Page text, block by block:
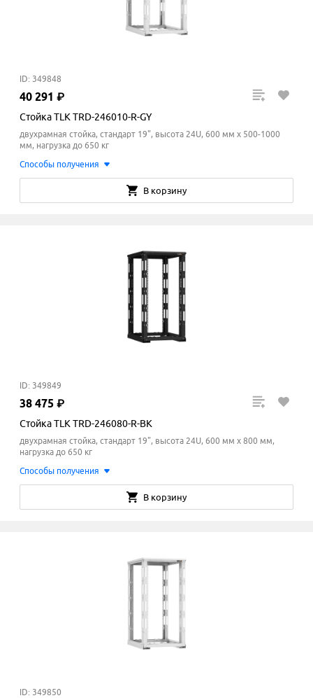
ID: 349848
40 291 ₽
Стойка TLK TRD-246010-R-GY
двухрамная стойка, стандарт 19", высота 24U, 600 мм x 500-1000
мм, нагрузка до 650 кг
Способы получения
В корзину
ID: 349849
38 475 ₽
Стойка TLK TRD-246080-R-BK
двухрамная стойка, стандарт 19", высота 24U, 600 мм x 800 мм,
нагрузка до 650 кг
Способы получения
В корзину
ID: 349850